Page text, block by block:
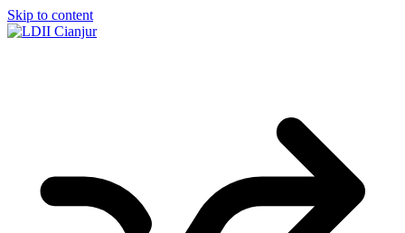
Skip to content